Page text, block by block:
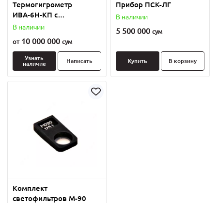
Термогигрометр
ИВА-6Н-КП с
кронштейном.
В наличии
от10 000 000 сум
Узнать
наличие
Написать
Прибор ПСК-ЛГ
В наличии
5 500 000 сум
Купить В корзину
Комплект
светофильтров М-90